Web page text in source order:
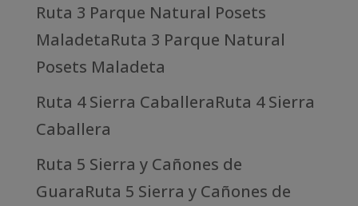
Ruta 3 Parque Natural Posets
MaladetaRuta 3 Parque Natural
Posets Maladeta
Ruta 4 Sierra CaballeraRuta 4 Sierra
Caballera
Ruta 5 Sierra y Cañones de
GuaraRuta 5 Sierra y Cañones de